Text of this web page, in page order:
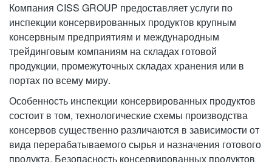
Компания CISS GROUP предоставляет услуги по
инспекции консервированных продуктов крупным
консервным предприятиям и международным
трейдинговым компаниям на складах готовой
продукции, промежуточных складах хранения или в
портах по всему миру.
Особенность инспекции консервированных продуктов
состоит в том, технологические схемы производства
консервов существенно различаются в зависимости от
вида перерабатываемого сырья и назначения готового
продукта. Безопасность консервированных продуктов